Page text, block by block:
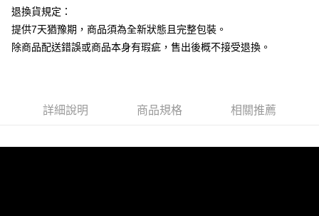
退換貨規定：
提供7天猶豫期，商品須為全新狀態且完整包裝。
除商品配送錯誤或商品本身有瑕疵，售出後概不接受退換。
詳細說明 商品規格 相關推薦